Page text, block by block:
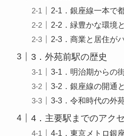
2-1．銀座線一本で
2-2．緑豊かな環境
2-3．商業と居住が
3．外苑前駅の歴史
3-1．明治期からの
3-2．銀座線の開通
3-3．令和時代の外
4．主要駅までのアク
4-1．東京メトロ銀